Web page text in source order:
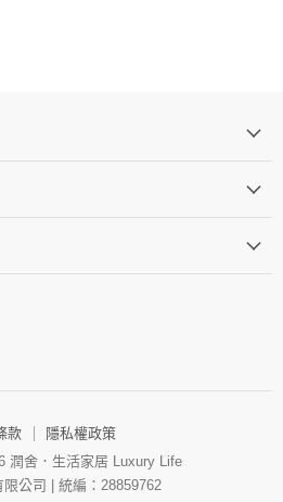
款
隱私權政策
潤舍．生活家居 Luxury Life
公司 | 統編：28859762